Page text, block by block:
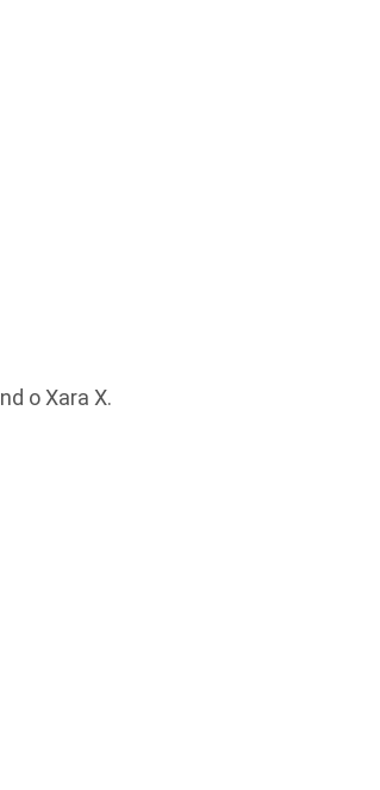
o Xara X.